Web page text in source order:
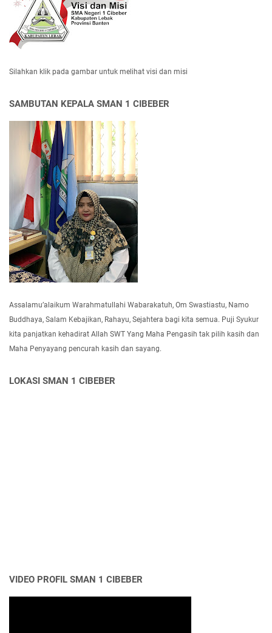
Silahkan klik pada gambar untuk melihat visi dan misi
SAMBUTAN KEPALA SMAN 1 CIBEBER
Assalamu’alaikum Warahmatullahi Wabarakatuh, Om Swastiastu, Namo
Buddhaya, Salam Kebajikan, Rahayu, Sejahtera bagi kita semua. Puji Syukur
kita panjatkan kehadirat Allah SWT Yang Maha Pengasih tak pilih kasih dan
Maha Penyayang pencurah kasih dan sayang.
LOKASI SMAN 1 CIBEBER
VIDEO PROFIL SMAN 1 CIBEBER